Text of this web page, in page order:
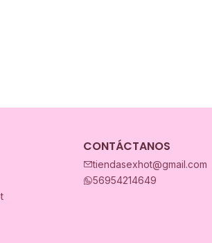
CONTÁCTANOS
tiendasexhot@gmail.com
56954214649